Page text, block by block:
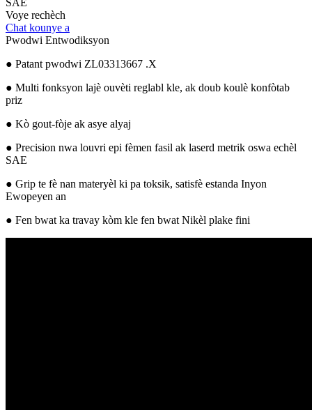
Voye rechèch
Chat kounye a
Pwodwi Entwodiksyon
● Patant pwodwi ZL03313667 .X
● Multi fonksyon lajè ouvèti reglabl kle, ak doub koulè konfòtab
priz
● Kò gout-fòje ak asye alyaj
● Precision nwa louvri epi fèmen fasil ak laserd metrik oswa echèl
SAE
● Grip te fè nan materyèl ki pa toksik, satisfè estanda Inyon
Ewopeyen an
● Fen bwat ka travay kòm kle fen bwat Nikèl plake fini